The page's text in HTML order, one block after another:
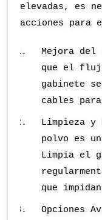
elevadas, es
acciones para
Mejora del
que el
gabinete
cables
Limpieza y
polvo es
Limpia el
que
Opciones